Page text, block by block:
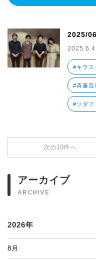
2025/
2025.6.4
#キラス
#斉藤百
#ツダフ
次の10件へ
アーカイブ
ARCHIVE
2026年
8月